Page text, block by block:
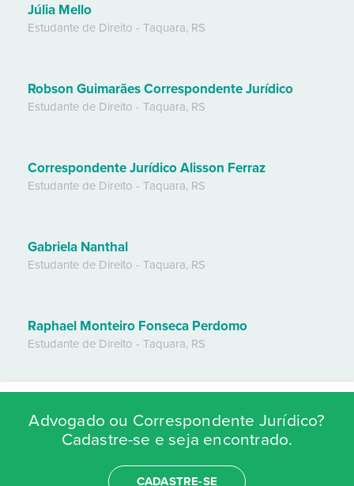
Júlia Mello
Estudante de Direito - Taquara, RS
Robson Guimarães Correspondente Jurídico
Estudante de Direito - Taquara, RS
Correspondente Jurídico Alisson Ferraz
Estudante de Direito - Taquara, RS
Gabriela Nanthal
Estudante de Direito - Taquara, RS
Raphael Monteiro Fonseca Perdomo
Estudante de Direito - Taquara, RS
Advogado ou Correspondente Jurídico?
Cadastre-se e seja encontrado.
CADASTRE-SE